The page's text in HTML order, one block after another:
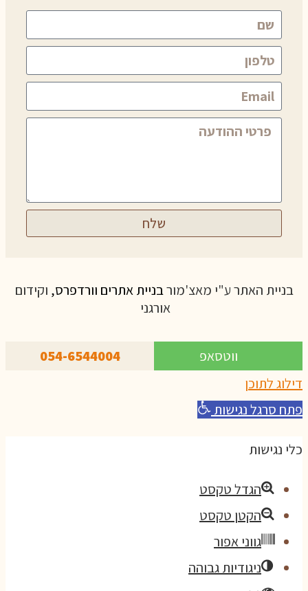
שלח
בניית האתר ע"י מאצ'מורבניית אתרים וורדפרס, וקידום
אורגני
ווטסאפ
054-6544004
דילוג לתוכן
פתח סרגל נגישות
כלי נגישות
הגדל טקסט
הקטן טקסט
גווני אפור
ניגודיות גבוהה